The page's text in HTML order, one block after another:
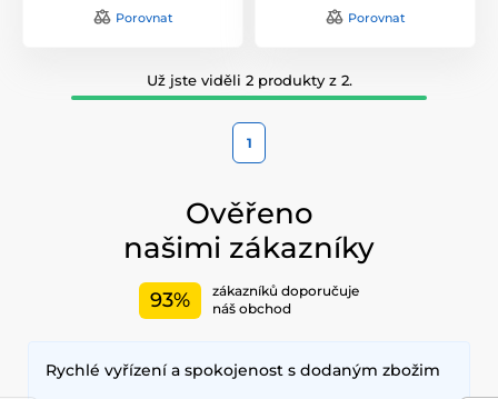
Porovnat Porovnat
Už jste viděli 2 produkty z 2.
1
Ověřeno
našimi zákazníky
93%
zákazníků doporučuje
náš obchod
Rychlé vyřízení a spokojenost s dodaným zbožim